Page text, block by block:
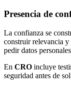
Presencia de
La confianza se
construir relevancia y
pedir datos
En CRO incluye
seguridad antes de